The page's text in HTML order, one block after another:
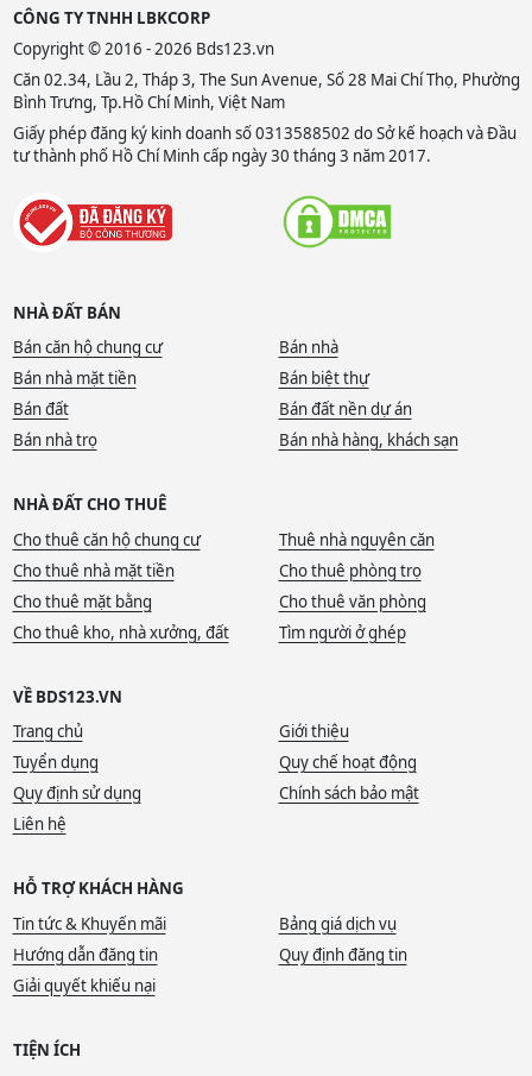
CÔNG TY TNHH LBKCORP
Copyright © 2016 - 2026 Bds123.vn
Căn 02.34, Lầu 2, Tháp 3, The Sun Avenue, Số 28 Mai Chí Thọ, Phường
Bình Trưng, Tp.Hồ Chí Minh, Việt Nam
Giấy phép đăng ký kinh doanh số 0313588502 do Sở kế hoạch và Đầu
tư thành phố Hồ Chí Minh cấp ngày 30 tháng 3 năm 2017.
NHÀ ĐẤT BÁN
Bán căn hộ chung cư
Bán nhà
Bán nhà mặt tiền
Bán biệt thự
Bán đất
Bán đất nền dự án
Bán nhà trọ
Bán nhà hàng, khách sạn
NHÀ ĐẤT CHO THUÊ
Cho thuê căn hộ chung cư
Thuê nhà nguyên căn
Cho thuê nhà mặt tiền
Cho thuê phòng trọ
Cho thuê mặt bằng
Cho thuê văn phòng
Cho thuê kho, nhà xưởng, đất
Tìm người ở ghép
VỀ BDS123.VN
Trang chủ
Giới thiệu
Tuyển dụng
Quy chế hoạt động
Quy định sử dụng
Chính sách bảo mật
Liên hệ
HỖ TRỢ KHÁCH HÀNG
Tin tức & Khuyến mãi
Bảng giá dịch vụ
Hướng dẫn đăng tin
Quy định đăng tin
Giải quyết khiếu nại
TIỆN ÍCH